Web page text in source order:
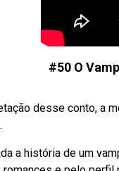
#50 O
desse conto, a
a história de um